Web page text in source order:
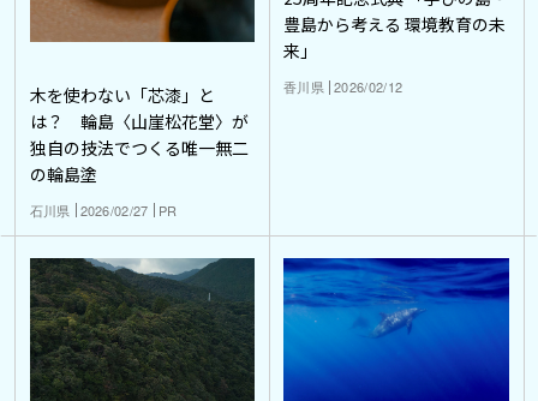
木を使わない「芯漆」と
は？ 輪島〈山崖松花堂〉が
独自の技法でつくる唯一無二
の輪島塗
石川県 2026/02/27 PR
豊島から考える 環境教育の未
来」
香川県 2026/02/12